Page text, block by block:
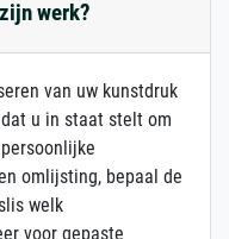
werk?
van uw kunstdruk
u in staat stelt om
omlijsting, bepaal de
welk
voor gepaste